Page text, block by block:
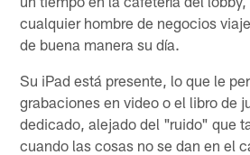
cualquier hombre de negocios
de buena manera su día.
Su iPad está presente, lo que le
grabaciones en video o el libro de
dedicado, alejado del "ruido" que
cuando las cosas no se dan en el